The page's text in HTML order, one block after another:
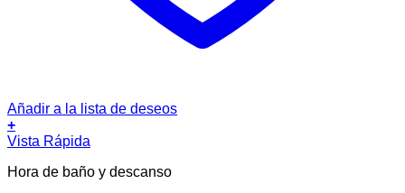
Añadir a la lista de deseos
+
Vista Rápida
Hora de baño y descanso